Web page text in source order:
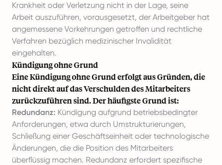
Krankheit oder Verletzung nicht in der Lage, seine
Arbeit auszuführen, vorausgesetzt, der Arbeitgeber hat
angemessene Vorkehrungen getroffen und rechtliche
Verfahren bezüglich medizinischer Invalidität
eingehalten.
Kündigung ohne Grund
Eine Kündigung ohne Grund erfolgt aus Gründen, die
nicht direkt auf das Verschulden des Mitarbeiters
zurückzuführen sind. Der häufigste Grund ist:
Redundanz: Kündigung aufgrund betriebsbedingter
Anforderungen, etwa durch Umstrukturierungen,
Schließung einer Geschäftseinheit oder technologische
Änderungen, die die Position des Mitarbeiters
überflüssig machen. Redundanz erfordert spezifische